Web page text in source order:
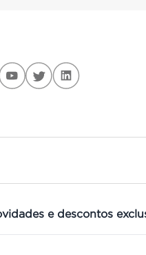
e descontos